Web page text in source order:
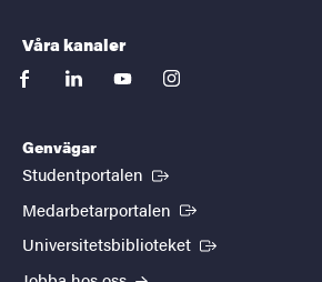
Våra kanaler
facebooklinkedinyoutubeinstagram
Genvägar
Studentportalen (Extern länk)
Medarbetarportalen (Extern länk)
Universitetsbiblioteket (Extern länk)